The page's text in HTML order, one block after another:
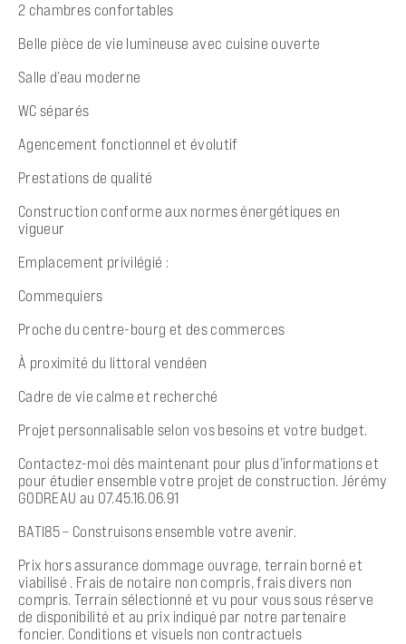
2 chambres confortables
Belle pièce de vie lumineuse avec cuisine ouverte
Salle d’eau moderne
WC séparés
Agencement fonctionnel et évolutif
Prestations de qualité
Construction conforme aux normes énergétiques en
vigueur
Emplacement privilégié :
Commequiers
Proche du centre-bourg et des commerces
À proximité du littoral vendéen
Cadre de vie calme et recherché
Projet personnalisable selon vos besoins et votre budget.
Contactez-moi dès maintenant pour plus d’informations et
pour étudier ensemble votre projet de construction. Jérémy
GODREAU au 07.45.16.06.91
BATI85 – Construisons ensemble votre avenir.
Prix hors assurance dommage ouvrage, terrain borné et
viabilisé . Frais de notaire non compris, frais divers non
compris. Terrain sélectionné et vu pour vous sous réserve
de disponibilité et au prix indiqué par notre partenaire
foncier. Conditions et visuels non contractuels